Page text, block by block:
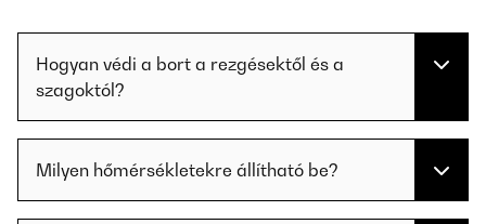
Hogyan védi a bort a rezgésektől és a
szagoktól?
Milyen hőmérsékletekre állítható be?